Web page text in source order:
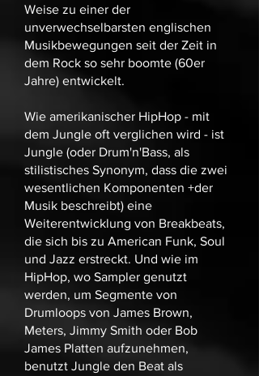
Weise zu einer der
unverwechselbarsten englischen
Musikbewegungen seit der Zeit in
dem Rock so sehr boomte (60er
Jahre) entwickelt.
Wie amerikanischer HipHop - mit
dem Jungle oft verglichen wird - ist
Jungle (oder Drum'n'Bass, als
stilistisches Synonym, dass die zwei
wesentlichen Komponenten +der
Musik beschreibt) eine
Weiterentwicklung von Breakbeats,
die sich bis zu American Funk, Soul
und Jazz erstreckt. Und wie im
HipHop, wo Sampler genutzt
werden, um Segmente von
Drumloops von James Brown,
Meters, Jimmy Smith oder Bob
James Platten aufzunehmen,
benutzt Jungle den Beat als